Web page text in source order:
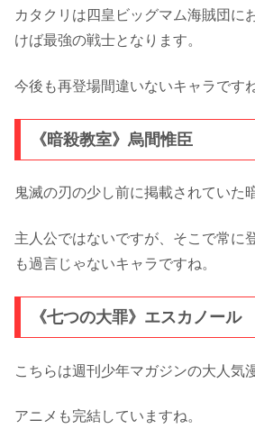
カタクリは四皇ビッグマム海賊団に
けば最強の戦士となります。
今後も再登場間違いないキャラですね
《暗殺教室》烏間惟臣
鬼滅の刃の少し前に掲載されていた
主人公ではないですが、そこで常に
も過言じゃないキャラですね。
《七つの大罪》エスカノール
こちらは週刊少年マガジンの大人気
アニメも完結していますね。